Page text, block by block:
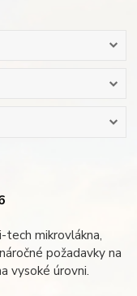
tech mikrovlákna,
požadavky na
vysoké úrovni.